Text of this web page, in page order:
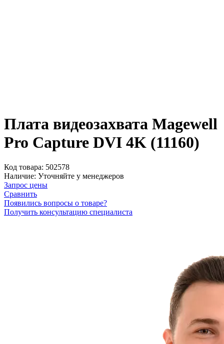
Плата видеозахвата Magewell
Pro Capture DVI 4K (11160)
Код товара: 502578
Наличие: Уточняйте у менеджеров
Запрос цены
Сравнить
Появились вопросы о товаре?
Получить консультацию специалиста